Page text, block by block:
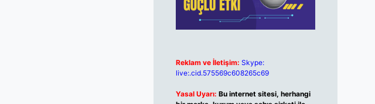
Reklam ve İletişim: Skype:
live:.cid.575569c608265c69
Yasal Uyarı: Bu internet sitesi, herhangi